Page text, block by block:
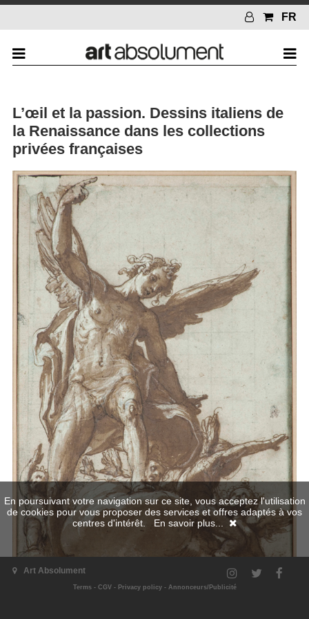
FR
L’œil et la passion. Dessins italiens de
la Renaissance dans les collections
privées françaises
Art Absolument
Terms- CGV- Privacy policy- Annonceurs/Publicité
En poursuivant votre navigation sur ce site, vous acceptez l'utilisation
de cookies pour vous proposer des services et offres adaptés à vos
centres d'intérêt. En savoir plus...